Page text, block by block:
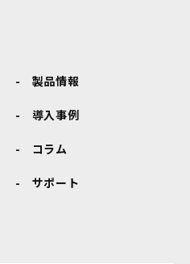
製品情報
導入事例
コラム
サポート